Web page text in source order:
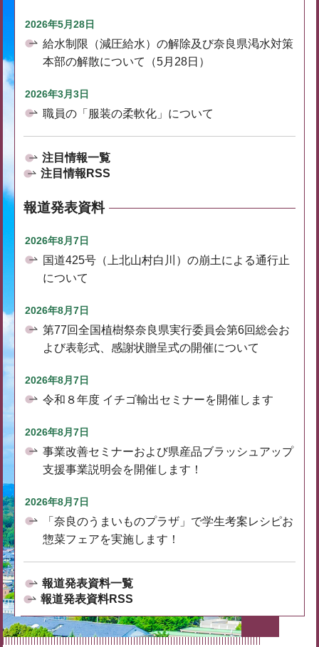
2026年5月28日
給水制限（減圧給水）の解除及び奈良県渇水対策
本部の解散について（5月28日）
2026年3月3日
職員の「服装の柔軟化」について
注目情報一覧
注目情報RSS
報道発表資料
2026年8月7日
国道425号（上北山村白川）の崩土による通行止
について
2026年8月7日
第77回全国植樹祭奈良県実行委員会第6回総会お
よび表彰式、感謝状贈呈式の開催について
2026年8月7日
令和８年度 イチゴ輸出セミナーを開催します
2026年8月7日
事業改善セミナーおよび県産品ブラッシュアップ
支援事業説明会を開催します！
2026年8月7日
「奈良のうまいものプラザ」で学生考案レシピお
惣菜フェアを実施します！
報道発表資料一覧
報道発表資料RSS